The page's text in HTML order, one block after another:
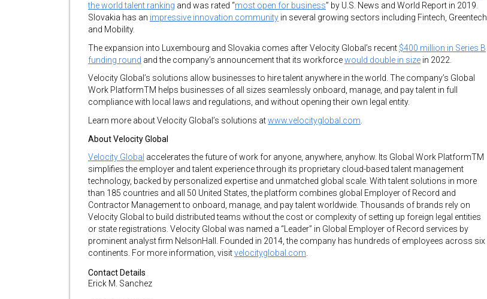
the world talent ranking and was rated “most open for business” by U.S. News and World Report in 2019.
Slovakia has an impressive innovation community in several growing sectors including Fintech, Greentech,
and Mobility.
The expansion into Luxembourg and Slovakia comes after Velocity Global’s recent $400 million in Series B
funding round and the company’s announcement that its workforcewould double in size in 2022.
Velocity Global’s solutions allow businesses to hire talent anywhere in the world. The company’s Global
Work PlatformTM helps businesses of all sizes seamlessly onboard, manage, and pay talent in full
compliance with local laws and regulations, and without opening their own legal entity.
Learn more about Velocity Global’s solutions atwww.velocityglobal.com
About Velocity Global
Velocity Global accelerates the future of work for anyone, anywhere, anyhow. Its Global Work PlatformTM
simplifies the employer and talent experience through its proprietary cloud-based talent management
technology, backed by personalized expertise and unmatched global scale. With talent solutions in more
than 185 countries and all 50 United States, the platform combines global Employer of Record and
Contractor Management to onboard, manage, and pay talent worldwide. Thousands of brands rely on
Velocity Global to build distributed teams without the cost or complexity of setting up foreign legal entities
or state registrations. Velocity Global was named a “Leader” in Global Employer of Record services by
prominent analyst firm NelsonHall. Founded in 2014, the company has hundreds of employees across six
continents. For more information, visitvelocityglobal.com.
Contact Details
Erick M. Sanchez